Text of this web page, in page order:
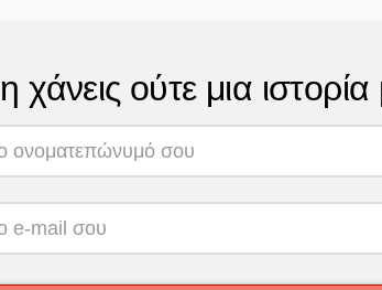
χάνεις ούτε μια ιστορία